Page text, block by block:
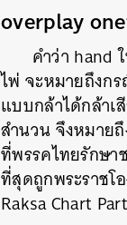
overplay
คำว่า hand
ไพ่ จะหมายถึงก
แบบกล้าได้กล้าเ
สำนวน จึงหมาย
ที่พรรคไทยรักษ
ที่สุดถูกพระราช
Raksa Chart